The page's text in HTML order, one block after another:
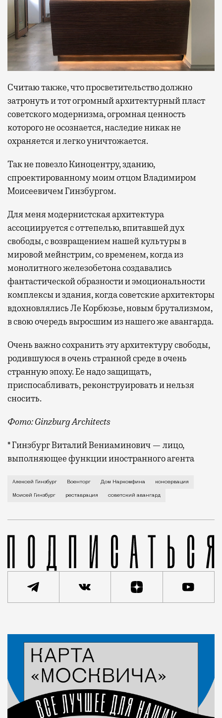
Считаю также, что просветительство должно
затронуть и тот огромный архитектурный пласт
советского модернизма, огромная ценность
которого не осознается, наследие никак не
охраняется и легко уничтожается.
Так не повезло Киноцентру, зданию,
спроектированному моим отцом Владимиром
Моисеевичем Гинзбургом.
Для меня модернистская архитектура
ассоциируется с оттепелью, впитавшей дух
свободы, с возвращением нашей культуры в
мировой мейнстрим, со временем, когда из
монолитного железобетона создавались
фантастической образности и эмоциональности
комплексы и здания, когда советские архитекторы
вдохновлялись Ле Корбюзье, новым брутализмом,
в свою очередь выросшим из нашего же авангарда.
Очень важно сохранить эту архитектуру свободы,
родившуюся в очень странной среде в очень
странную эпоху. Ее надо защищать,
приспосабливать, реконструировать и нельзя
сносить.
Фото: Ginzburg Architects
* Гинзбург Виталий Вениаминович — лицо,
выполняющее функции иностранного агента
Алексей Гинзбург Военторг Дом Наркомфина консервация
Моисей Гинзбург реставрация советский авангард
Люди